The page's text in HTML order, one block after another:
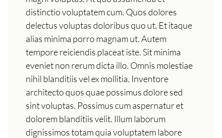
distinctio voluptatem cum. Quos dolores
delectus voluptas doloribus quo ut. Et itaque
alias minima porro magnam ut. Autem
tempore reiciendis placeat iste. Sit minima
eveniet non rerum dicta illo. Omnis molestiae
nihil blanditiis vel ex mollitia. Inventore
architecto quos quae possimus dolore sed
sint voluptas. Possimus cum aspernatur et
dolorem blanditiis velit. Illum laborum
dignissimos totam quia voluptatem labore